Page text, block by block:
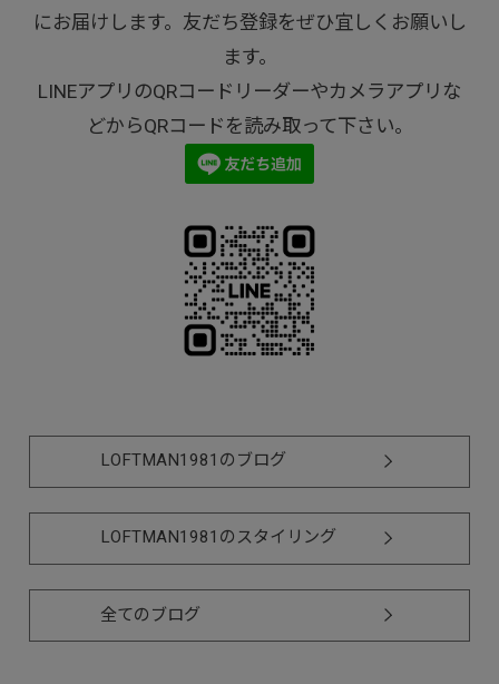
にお届けします。友だち登録をぜひ宜しくお願いし
ます。
LINEアプリのQRコードリーダーやカメラアプリな
どからQRコードを読み取って下さい。
LOFTMAN1981のブログ
LOFTMAN1981のスタイリング
全てのブログ